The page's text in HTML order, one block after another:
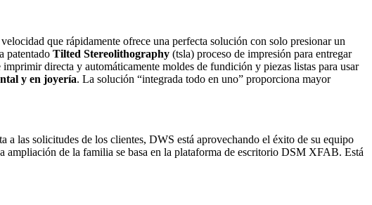
que rápidamente ofrece una perfecta solución con solo presionar un
patentado Tilted Stereolithography (tsla) proceso de impresión para entregar
directa y automáticamente moldes de fundición y piezas listas para usar
y en joyería. La solución “integrada todo en uno” proporciona mayor
a las solicitudes de los clientes, DWS está aprovechando el éxito de su equipo
ampliación de la familia se basa en la plataforma de escritorio DSM XFAB. Está